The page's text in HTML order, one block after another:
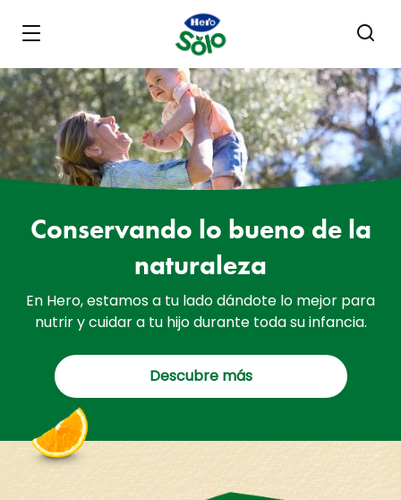
Skip to main content
Conservando lo bueno de la
naturaleza
En Hero, estamos a tu lado dándote lo mejor para
nutrir y cuidar a tu hijo durante toda su infancia.
Descubre más